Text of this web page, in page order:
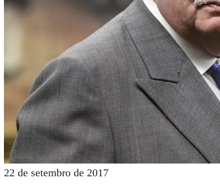
27 de setembro de 2017
Itapetinga: vereadores entre a
cruz e a espada. será que eles
aumentarão as taxas
propostas pelo prefeito?